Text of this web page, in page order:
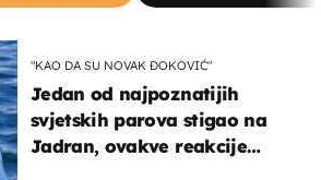
"KAO DA SU NOVAK ĐOKOVIĆ"
Jedan od najpoznatijih
svjetskih parova stigao na
Jadran, ovakve reakcije